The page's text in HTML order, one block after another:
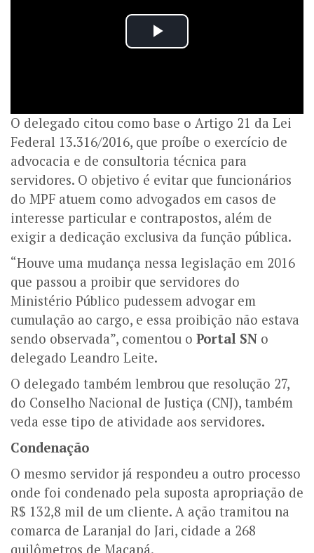
O delegado citou como base o Artigo 21 da Lei
Federal 13.316/2016, que proíbe o exercício de
advocacia e de consultoria técnica para
servidores. O objetivo é evitar que funcionários
do MPF atuem como advogados em casos de
interesse particular e contrapostos, além de
exigir a dedicação exclusiva da função pública.
“Houve uma mudança nessa legislação em 2016
que passou a proibir que servidores do
Ministério Público pudessem advogar em
cumulação ao cargo, e essa proibição não estava
sendo observada”, comentou o Portal SN o
delegado Leandro Leite.
O delegado também lembrou que resolução 27,
do Conselho Nacional de Justiça (CNJ), também
veda esse tipo de atividade aos servidores.
Condenação
O mesmo servidor já respondeu a outro processo
onde foi condenado pela suposta apropriação de
R$ 132,8 mil de um cliente. A ação tramitou na
comarca de Laranjal do Jari, cidade a 268